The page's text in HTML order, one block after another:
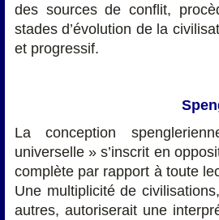
des sources de conflit,
stades d’évolution de la
et progressif.
La conception
universelle » s’inscrit en
complète par rapport à toute
Une multiplicité de
autres, autoriserait une